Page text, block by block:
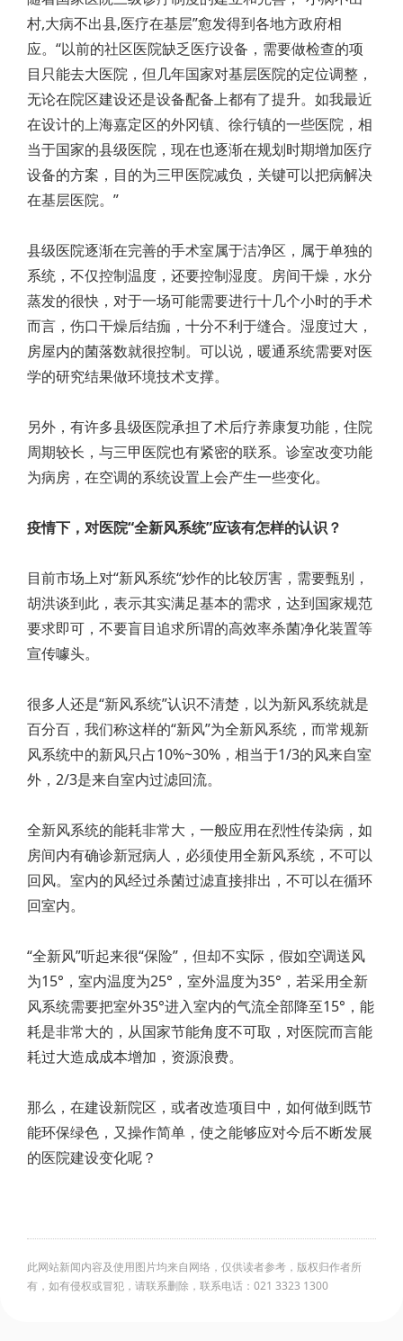
村,大病不出县,医疗在基层”愈发得到各地方政府相
应。“以前的社区医院缺乏医疗设备，需要做检查的项
目只能去大医院，但几年国家对基层医院的定位调整，
无论在院区建设还是设备配备上都有了提升。如我最近
在设计的上海嘉定区的外冈镇、徐行镇的一些医院，相
当于国家的县级医院，现在也逐渐在规划时期增加医疗
设备的方案，目的为三甲医院减负，关键可以把病解决
在基层医院。”
县级医院逐渐在完善的手术室属于洁净区，属于单独的
系统，不仅控制温度，还要控制湿度。房间干燥，水分
蒸发的很快，对于一场可能需要进行十几个小时的手术
而言，伤口干燥后结痂，十分不利于缝合。湿度过大，
房屋内的菌落数就很控制。可以说，暖通系统需要对医
学的研究结果做环境技术支撑。
另外，有许多县级医院承担了术后疗养康复功能，住院
周期较长，与三甲医院也有紧密的联系。诊室改变功能
为病房，在空调的系统设置上会产生一些变化。
疫情下，对医院“全新风系统”应该有怎样的认识？
目前市场上对“新风系统“炒作的比较厉害，需要甄别，
胡洪谈到此，表示其实满足基本的需求，达到国家规范
要求即可，不要盲目追求所谓的高效率杀菌净化装置等
宣传噱头。
很多人还是“新风系统”认识不清楚，以为新风系统就是
百分百，我们称这样的“新风”为全新风系统，而常规新
风系统中的新风只占10%~30%，相当于1/3的风来自室
外，2/3是来自室内过滤回流。
全新风系统的能耗非常大，一般应用在烈性传染病，如
房间内有确诊新冠病人，必须使用全新风系统，不可以
回风。室内的风经过杀菌过滤直接排出，不可以在循环
回室内。
“全新风”听起来很“保险”，但却不实际，假如空调送风
为15°，室内温度为25°，室外温度为35°，若采用全新
风系统需要把室外35°进入室内的气流全部降至15°，能
耗是非常大的，从国家节能角度不可取，对医院而言能
耗过大造成成本增加，资源浪费。
那么，在建设新院区，或者改造项目中，如何做到既节
能环保绿色，又操作简单，使之能够应对今后不断发展
的医院建设变化呢？
此网站新闻内容及使用图片均来自网络，仅供读者参考，版权归作者所
有，如有侵权或冒犯，请联系删除，联系电话：021 3323 1300